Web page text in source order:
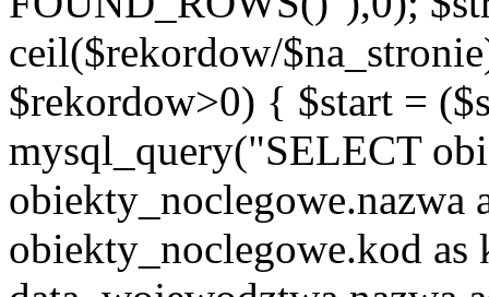
ceil($rekordow/
$rekordow>0) { $start =
mysql_query("SELECT
obiekty_noclegowe.nazwa
obiekty_noclegowe.kod as